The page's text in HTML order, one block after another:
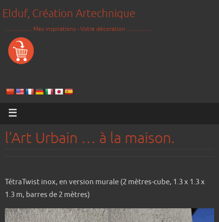
Elduf, Création Artechnique
.................. Mes inspirations - Votre décoration ..................
l’Art Urbain … à la maison.
TétraTwist inox, en version murale (2 mètres-cube, 1.3 x 1.3 x
1.3 m, barres de 2 mètres)